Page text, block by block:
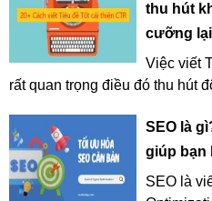
thu hút
cưỡng
Việc viết
rất quan trọng điều đó thu hút
SEO là
giúp bạn
SEO là